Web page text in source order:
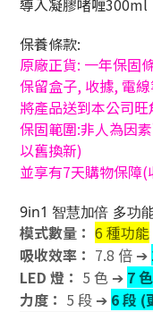
導入凝膠啫喱300ml
保養條款:
原廠正貨: 一年保固
保留盒子, 收據, 電
將產品送到本公司
保固範圍:非人為因
以舊換新)
並享有7天購物保障
9in1 智慧加倍 多功
模式數量： 6 種功能
吸收效率： 7.8 倍 ➔
LED 燈： 5 色 ➔ 7
力度： 5 段 ➔ 6 段 (